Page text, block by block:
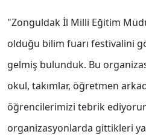
"Zonguldak İl Milli Eğitim
olduğu bilim fuarı festivalini
gelmiş bulunduk. Bu
okul, takımlar, öğretmen
öğrencilerimizi tebrik
organizasyonlarda gittikleri